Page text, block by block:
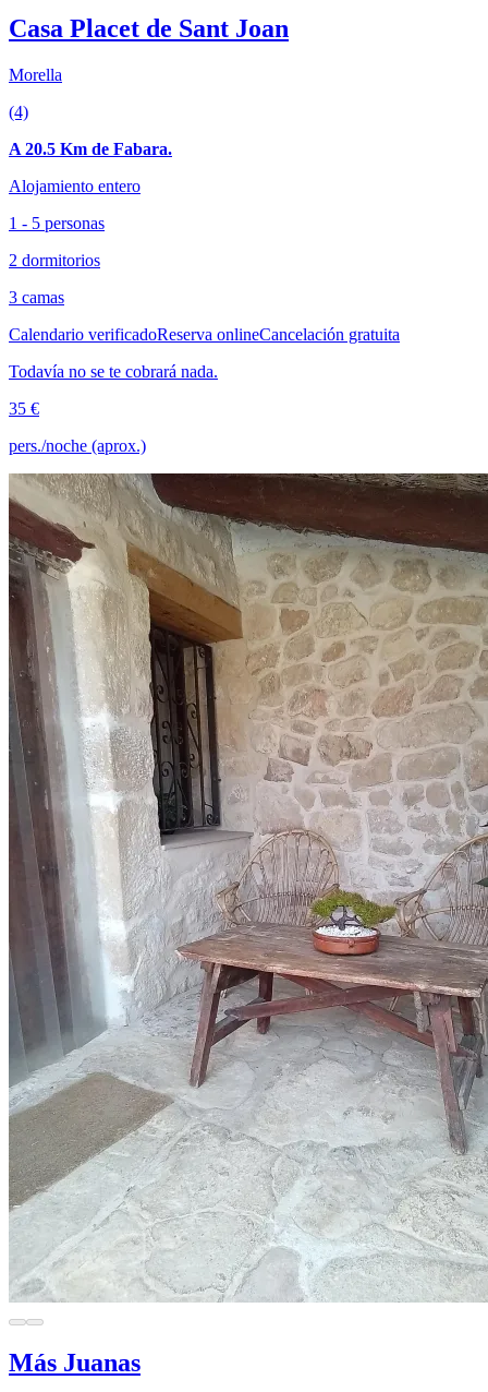
Casa Placet de Sant Joan
Morella
(4)
A 20.5 Km de Fabara.
Alojamiento entero
1 - 5 personas
2 dormitorios
3 camas
Calendario verificadoReserva onlineCancelación gratuita
Todavía no se te cobrará nada.
35 €
pers./noche (aprox.)
Más Juanas